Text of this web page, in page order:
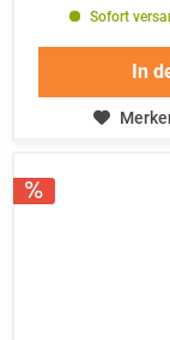
Sofort
In